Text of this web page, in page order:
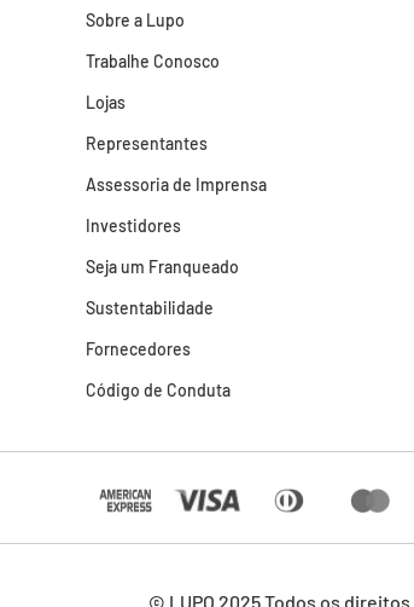
Sobre a Lupo
Trabalhe Conosco
Lojas
Representantes
Assessoria de Imprensa
Investidores
Seja um Franqueado
Sustentabilidade
Fornecedores
Código de Conduta
© LUPO 2025 Todos os